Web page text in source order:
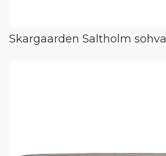
Skargaarden Saltholm sohva